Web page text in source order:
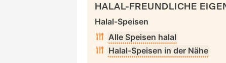
HALAL-FREUNDLICHE
Halal-Speisen
Alle Speisen halal
Halal-Speisen in der Nähe